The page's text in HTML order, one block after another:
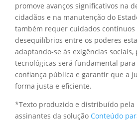
promove avanços significativos na
cidadãos e na manutenção do
também requer cuidados
desequilíbrios entre os poderes
adaptando-se às exigências sociais,
tecnológicas será fundamental
confiança pública e garantir que a
forma justa e eficiente.
*Texto produzido e distribuído pela
assinantes da solução Conteúdo